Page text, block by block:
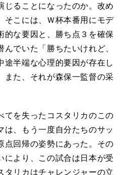
ることになったのか。改め
そこには、Ｗ杯本番用にモデ
的な要因と、勝ち点３を確保
でいた「勝ちたいけれど、
途半端な心理的要因が存在し
また、それが森保一監督の采
を失ったコスタリカのこの
は、もう一度自分たちのサッ
点回帰の姿勢にあった。その
により、この試合は日本が受
タリカはチャレンジャーの立